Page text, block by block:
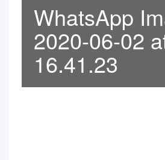
WhatsApp
2020-06-02
16.41.23